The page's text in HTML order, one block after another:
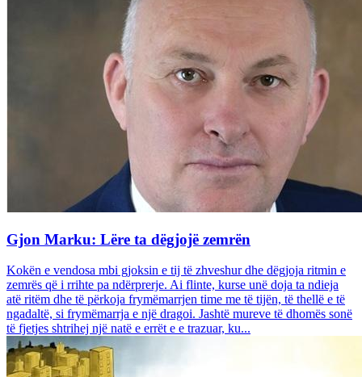
Gjon Marku: Lëre ta dëgjojë zemrën
Kokën e vendosa mbi gjoksin e tij të zhveshur dhe dëgjoja ritmin e
zemrës që i rrihte pa ndërprerje. Ai flinte, kurse unë doja ta ndieja
atë ritëm dhe të përkoja frymëmarrjen time me të tijën, të thellë e të
ngadaltë, si frymëmarrja e një dragoi. Jashtë mureve të dhomës sonë
të fjetjes shtrihej një natë e errët e e trazuar, ku...